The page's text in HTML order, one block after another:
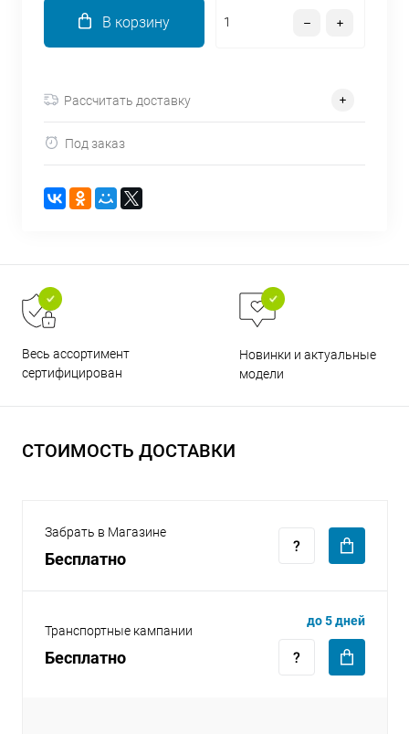
В корзину
Рассчитать доставку
Под заказ
Весь ассортимент
сертифицирован
Новинки и актуальные
модели
СТОИМОСТЬ ДОСТАВКИ
Забрать в Магазине
Бесплатно
Транспортные кампании
Бесплатно
до 5 дней
раз в 2 недели
8 800 302-02-51